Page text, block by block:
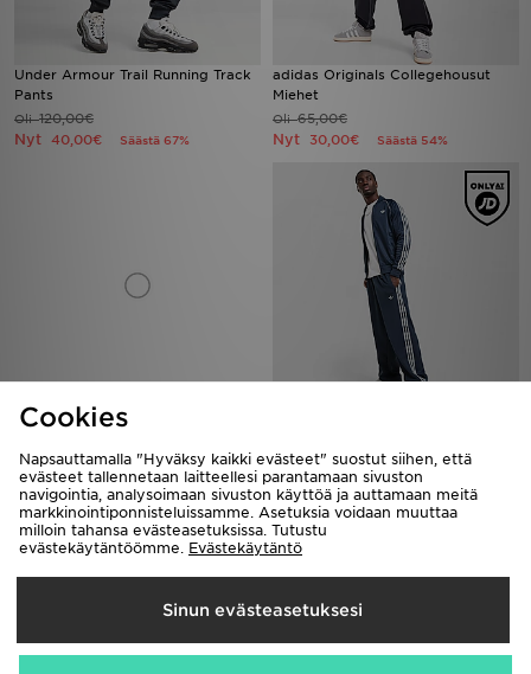
Under Armour Trail Running Track
Pants
Oli120,00€
Nyt 40,00€ Säästä 67%
adidas Originals Collegehousut
Miehet
Oli65,00€
Nyt 30,00€ Säästä 54%
Hoodrich Collegehousut Miehet
Nyt20,00€ Säästä 71% Oli65,00€
Nyt35,00€ Säästä 46%
Cookies
Napsauttamalla "Hyväksy kaikki evästeet" suostut siihen, että
evästeet tallennetaan laitteellesi parantamaan sivuston
navigointia, analysoimaan sivuston käyttöä ja auttamaan meitä
markkinointiponnisteluissamme. Asetuksia voidaan muuttaa
milloin tahansa evästeasetuksissa. Tutustu
evästekäytäntöömme. Evästekäytäntö
Sinun evästeasetuksesi